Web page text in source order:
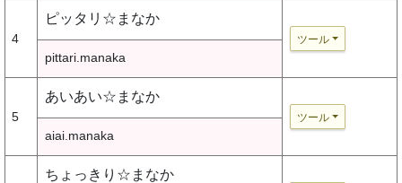
4
ピッタリ☆まなか
ツール
pittari.manaka
5
あいあい☆まなか
ツール
aiai.manaka
ちょっきり☆まなか